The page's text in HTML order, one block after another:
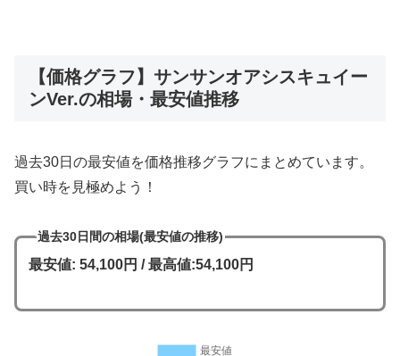
【価格グラフ】サンサンオアシスキュイー
ンVer.の相場・最安値推移
過去30日の最安値を価格推移グラフにまとめています。
買い時を見極めよう！
過去30日間の相場(最安値の推移)
最安値: 54,100円 / 最高値:54,100円